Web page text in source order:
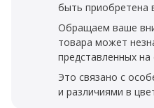
быть приобретена
Обращаем ваше
товара может
представленных
Это связано с
и различиями в